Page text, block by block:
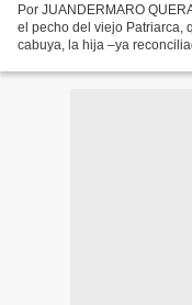
Por JUANDERMARO
el pecho del viejo Patriarca,
cabuya, la hija –ya